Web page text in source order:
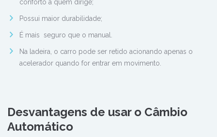
conforto a quem dirige;
Possui maior durabilidade;
É mais seguro que o manual.
Na ladeira, o carro pode ser retido acionando apenas o
acelerador quando for entrar em movimento.
Desvantagens de usar o Câmbio
Automático